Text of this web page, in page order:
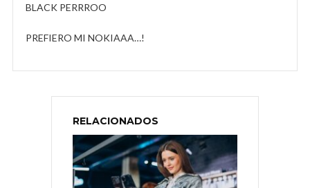
BLACK PERRROO
PREFIERO MI NOKIAAA…!
RELACIONADOS